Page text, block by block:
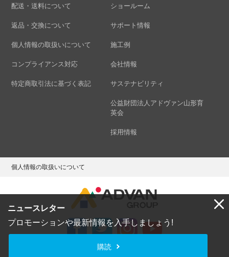
ニュースレター
プロモーションや最新情報を入手しましょう!
購読
配送・送料について
返品・交換について
個人情報の取扱いについて
コンプライアンス対応
特定商取引法に基づく表記
ショールーム
サポート情報
施工例
会社情報
サステナビリティ
公益財団法人アドヴァン山形育
英会
採用情報
個人情報の取扱いについて